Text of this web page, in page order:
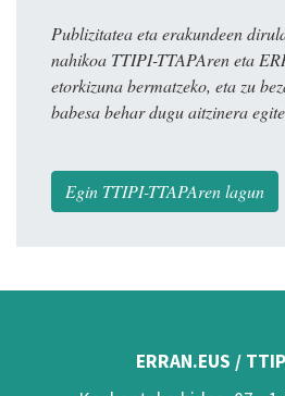
Publizitatea eta erakundeen
nahikoa TTIPI-TTAPAren eta
etorkizuna bermatzeko, eta zu
babesa behar dugu aitzinera
Egin TTIPI-TTAPAren lagun
ERRAN.EUS /